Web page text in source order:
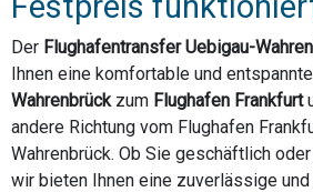
Der Flughafentransfer Uebigau-
Ihnen eine komfortable und
Wahrenbrückzum Flughafen Frankfurt
andere Richtung vom Flughafen
Wahrenbrück. Ob Sie geschäftlich
wir bieten Ihnen eine zuverlässige